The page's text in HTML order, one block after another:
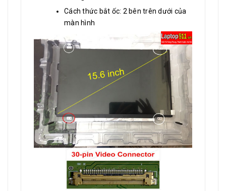
Cách thức bắt ốc: 2 bên trên dưới của
màn hình